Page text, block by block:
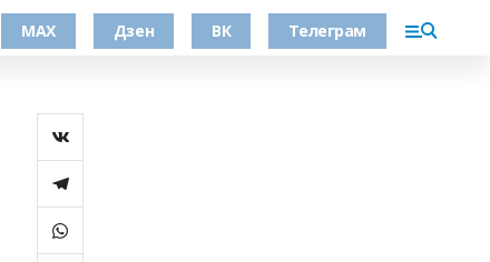
МАХ Дзен ВК Телеграм